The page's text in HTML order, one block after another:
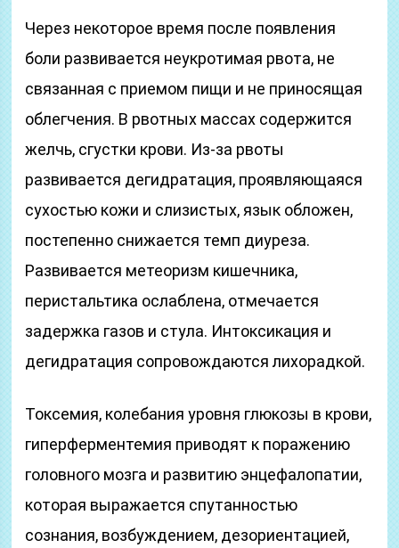
Через некоторое время после появления
боли развивается неукротимая рвота, не
связанная с приемом пищи и не приносящая
облегчения. В рвотных массах содержится
желчь, сгустки крови. Из-за рвоты
развивается дегидратация, проявляющаяся
сухостью кожи и слизистых, язык обложен,
постепенно снижается темп диуреза.
Развивается метеоризм кишечника,
перистальтика ослаблена, отмечается
задержка газов и стула. Интоксикация и
дегидратация сопровождаются лихорадкой.
Токсемия, колебания уровня глюкозы в крови,
гиперферментемия приводят к поражению
головного мозга и развитию энцефалопатии,
которая выражается спутанностью
сознания, возбуждением, дезориентацией,